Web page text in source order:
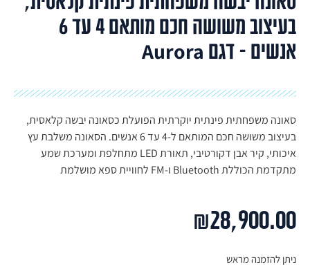
בעיצוב משושה חכם מותאם 4 עד 6
אנשים – דגם Aurora
סאונה משפחתית פינתית יוקרתית הפועלת כסאונה יבשה קלאסית,
בעיצוב משושה חכם המותאם ל-4 עד 6 אנשים. הסאונה משלבת עץ
איכותי, קיר אבן דקורטיבי, תאורת LED מתחלפת ומערכת שמע
מתקדמת הכוללת Bluetooth ו-FM לחוויית ספא מושלמת
₪28,900.00
ניתן להזמנה מראש